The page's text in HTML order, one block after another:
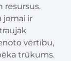
resursus.
jomai ir
vērtību,
trūkums.